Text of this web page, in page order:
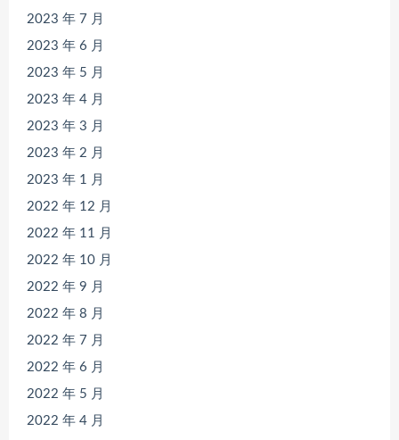
2023 年 7 月
2023 年 6 月
2023 年 5 月
2023 年 4 月
2023 年 3 月
2023 年 2 月
2023 年 1 月
2022 年 12 月
2022 年 11 月
2022 年 10 月
2022 年 9 月
2022 年 8 月
2022 年 7 月
2022 年 6 月
2022 年 5 月
2022 年 4 月